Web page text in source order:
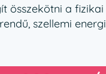
összekötni a
szellemi